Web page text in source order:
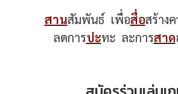
สานสัมพันธ์ เพื่อสื่อสร้าง
ลดการปะทะ ละการสาด